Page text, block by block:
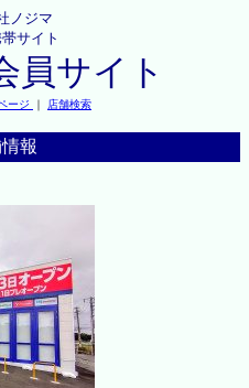
ノジマ
サイト
員サイト
ージ ｜ 店舗検索
報